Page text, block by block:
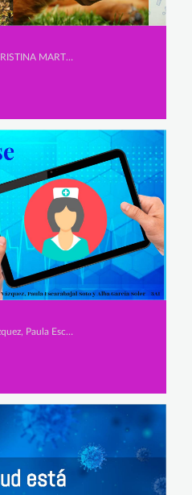
Secundaria, SOREIA RAGAD, CRISTINA MARTÍNEZ MARTÍNEZ y ROSA CATALINA JIÉNEZ MAZZUCCHELLI
Secundaria, Martina Lucena Vázquez, Paula Escarabajal Soto y Alba García Soler